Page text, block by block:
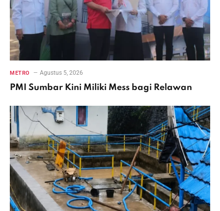
METRO Agustus 5, 2026
PMI Sumbar Kini Miliki Mess bagi Relawan